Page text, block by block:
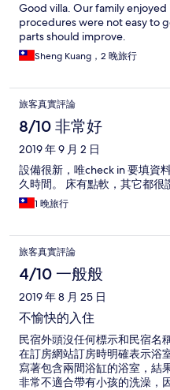
Good villa. Our family
procedures were not easy to
parts should improve.
Sheng Kuang，2 晚旅行
旅客真實評論
8/10 非常好
2019 年 9 月 2 日
設備很新，唯check in 要填資
久時間。 床有點軟，其它都很
1 晚旅行
旅客真實評論
4/10 一般般
2019 年 8 月 25 日
不愉快的入住
民宿外頭沒任何標示和民宿名
在訂房網站訂房時明確表示浴
寫著包含兩間浴缸的浴室，結
非常不適合帶有小孩的洗澡，